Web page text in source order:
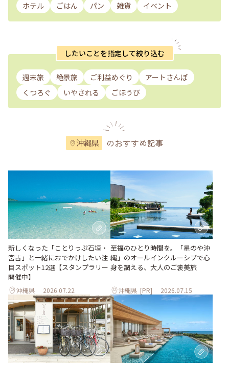
ホテル
ごはん パン 雑貨 イベント
したいことを指定して絞り込む
週末旅 絶景旅 ご利益めぐり
アートさんぽ
くつろぐ
いやされる ごほうび
沖縄県 のおすすめ記事
新しくなった「ことりっぷ石垣・
宮古」と一緒におでかけしたい注
目スポット12選【スタンプラリー
開催中】
沖縄県 2026.07.22
至福のひとり時間を。「星のや沖
縄」のオールインクルーシブで心
身を調える、大人のご褒美旅
沖縄県 [PR] 2026.07.15